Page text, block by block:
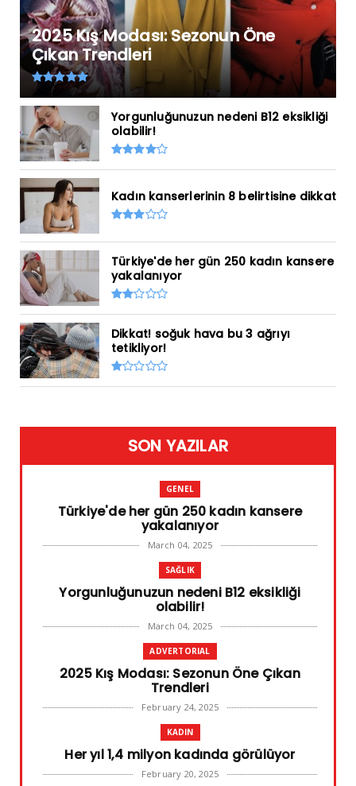
2025 Kış Modası: Sezonun Öne
Çıkan Trendleri
Yorgunluğunuzun nedeni B12 eksikliği
olabilir!
Kadın kanserlerinin 8 belirtisine dikkat
Türkiye'de her gün 250 kadın kansere
yakalanıyor
Dikkat! soğuk hava bu 3 ağrıyı
tetikliyor!
SON YAZILAR
GENEL
Türkiye'de her gün 250 kadın kansere
yakalanıyor
March 04, 2025
SAĞLIK
Yorgunluğunuzun nedeni B12 eksikliği
olabilir!
March 04, 2025
ADVERTORIAL
2025 Kış Modası: Sezonun Öne Çıkan
Trendleri
February 24, 2025
KADIN
Her yıl 1,4 milyon kadında görülüyor
February 20, 2025